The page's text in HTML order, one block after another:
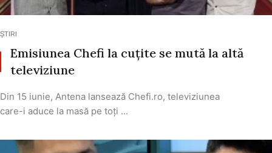
ȘTIRI
Emisiunea Chefi la cuțite se mută la altă
televiziune
Din 15 iunie, Antena lansează Chefi.ro, televiziunea
care-i aduce la masă pe toţi ...